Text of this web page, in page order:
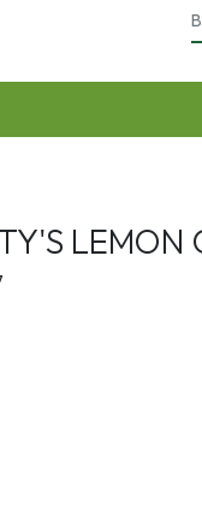
LEMON